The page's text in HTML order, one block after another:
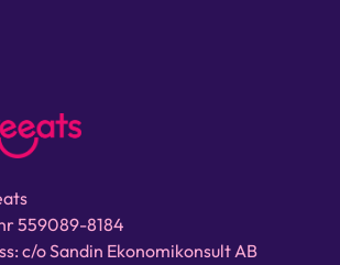
559089-8184
c/o Sandin Ekonomikonsult AB